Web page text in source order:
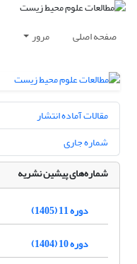
صفحه اصلی مرور
مقالات آماده انتشار
شماره جاری
شماره‌های پیشین نشریه
دوره 11 (1405)
دوره 10 (1404)